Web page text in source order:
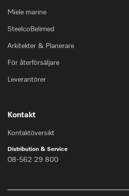
Miele marine
SteelcoBelimed
Arkitekter & Planerare
För återförsäljare
Leverantörer
Kontakt
Kontaktöversikt
Distribution & Service
08-562 29 800